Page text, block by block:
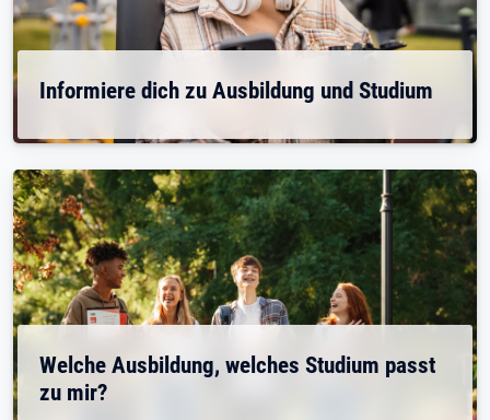
Informiere dich zu Ausbildung und Studium
Welche Ausbildung, welches Studium passt
zu mir?